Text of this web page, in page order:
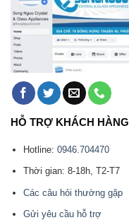
HỖ TRỢ KHÁCH HÀNG
Hotline: 0946.704470
Thời gian: 8-18h, T2-T7
Các câu hỏi thường gặp
Gửi yêu cầu hỗ trợ